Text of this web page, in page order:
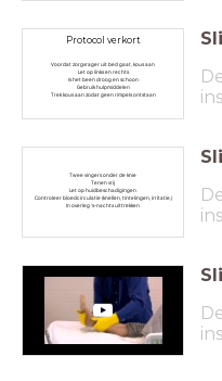
Protocol verkort
Voordat zorgvrager uit bed gaat, kous aan
Let op links en rechts
Is het been droog en schoon
Gebruik hulpmiddelen
Trek kous aan zodat geen rimpels ontstaan
Twee vingers onder de knie
Tenen vrij
Let op huidbeschadigingen
Controleer bloedcirculatie (knellen, tintelingen, irritatie,)
In overleg ‘s-nachts uittrekken